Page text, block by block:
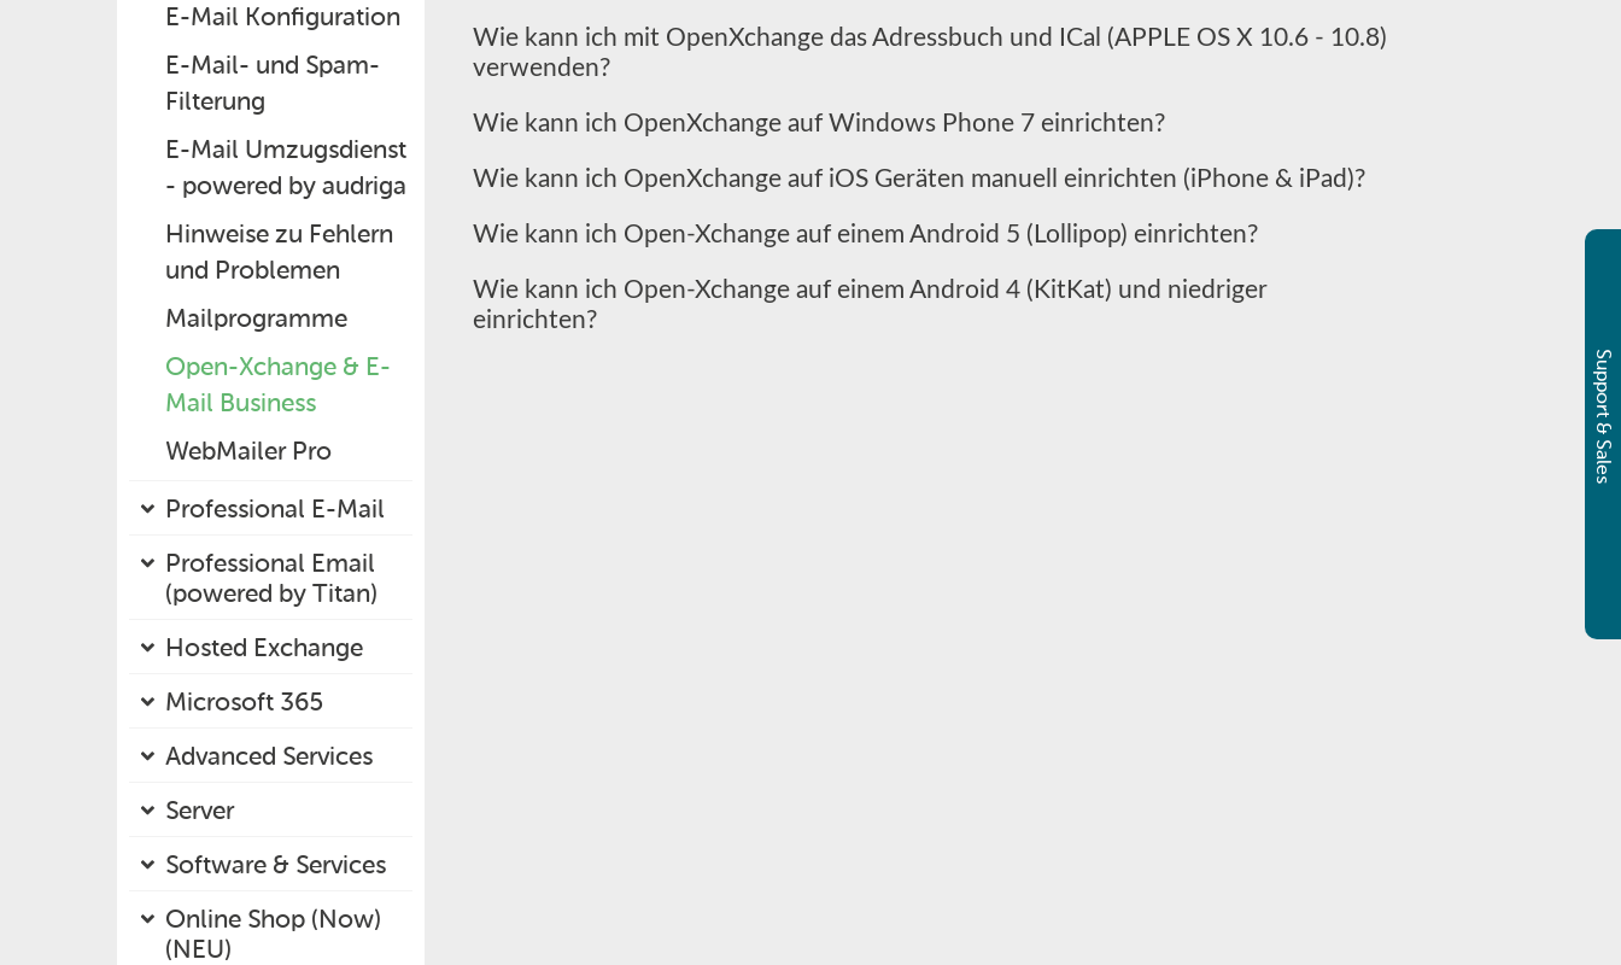
E-Mail Konfiguration
E-Mail- und Spam-
Filterung
E-Mail Umzugsdienst
- powered by audriga
Hinweise zu Fehlern
und Problemen
Mailprogramme
Open-Xchange & E-
Mail Business
WebMailer Pro
Professional E-Mail
Professional Email
(powered by Titan)
Hosted Exchange
Microsoft 365
Advanced Services
Server
Software & Services
Online Shop (Now)
(NEU)
Wie kann ich mit OpenXchange das Adressbuch und ICal (APPLE OS X 10.6 - 10.8)
verwenden?
Wie kann ich OpenXchange auf Windows Phone 7 einrichten?
Wie kann ich OpenXchange auf iOS Geräten manuell einrichten (iPhone & iPad)?
Wie kann ich Open-Xchange auf einem Android 5 (Lollipop) einrichten?
Wie kann ich Open-Xchange auf einem Android 4 (KitKat) und niedriger
einrichten?
Support & Sales